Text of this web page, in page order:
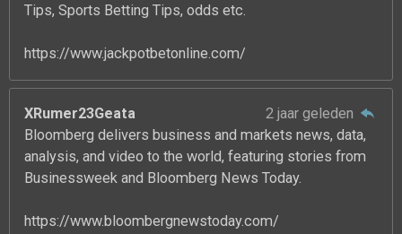
Tips, Sports Betting Tips, odds etc.
https://www.jackpotbetonline.com/
XRumer23Geata
2 jaar geleden
Bloomberg delivers business and markets news, data,
analysis, and video to the world, featuring stories from
Businessweek and Bloomberg News Today.
https://www.bloombergnewstoday.com/